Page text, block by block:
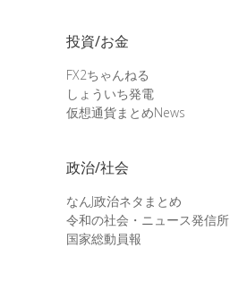
投資/お金
FX2ちゃんねる
しょういち発電
仮想通貨まとめNews
政治/社会
なんJ政治ネタまとめ
令和の社会・ニュース発信所
国家総動員報